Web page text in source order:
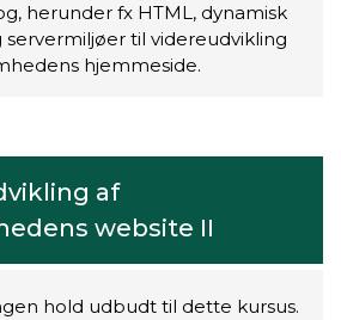
herunder fx HTML, dynamisk
servermiljøer til videreudvikling
hjemmeside.
af
website II
hold udbudt til dette kursus.